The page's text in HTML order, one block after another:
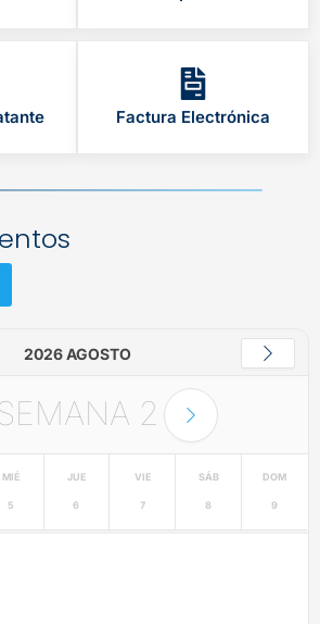
Factura Electrónica
2026 AGOSTO
2
MIÉ
5
JUE
6
VIE
7
SÁB
8
DOM
9